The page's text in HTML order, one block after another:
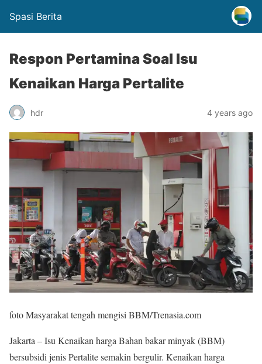
Spasi Berita
Respon Pertamina Soal Isu
Kenaikan Harga Pertalite
hdr 4 years ago
foto Masyarakat tengah mengisi BBM/Trenasia.com
Jakarta – Isu Kenaikan harga Bahan bakar minyak (BBM)
bersubsidi jenis Pertalite semakin bergulir. Kenaikan harga